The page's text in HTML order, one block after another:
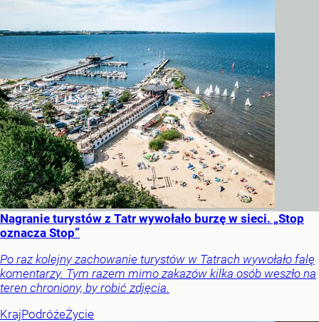
Nagranie turystów z Tatr wywołało burzę w sieci. „Stop
oznacza Stop”
Po raz kolejny zachowanie turystów w Tatrach wywołało falę
komentarzy. Tym razem mimo zakazów kilka osób weszło na
teren chroniony, by robić zdjęcia.
KrajPodróżeŻycie